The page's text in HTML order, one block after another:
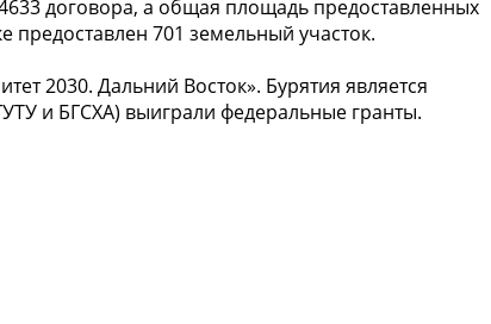
договора, а общая площадь предоставленных
предоставлен 701 земельный участок.
2030. Дальний Восток». Бурятия является
и БГСХА) выиграли федеральные гранты.